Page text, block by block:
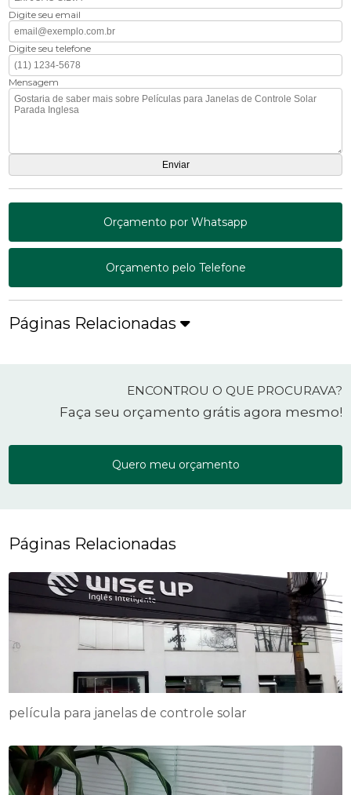
Digite seu email
Digite seu telefone
Mensagem
Orçamento por Whatsapp
Orçamento pelo Telefone
Páginas Relacionadas
ENCONTROU O QUE PROCURAVA?
Faça seu orçamento grátis agora mesmo!
Quero meu orçamento
Páginas Relacionadas
película para janelas de controle solar